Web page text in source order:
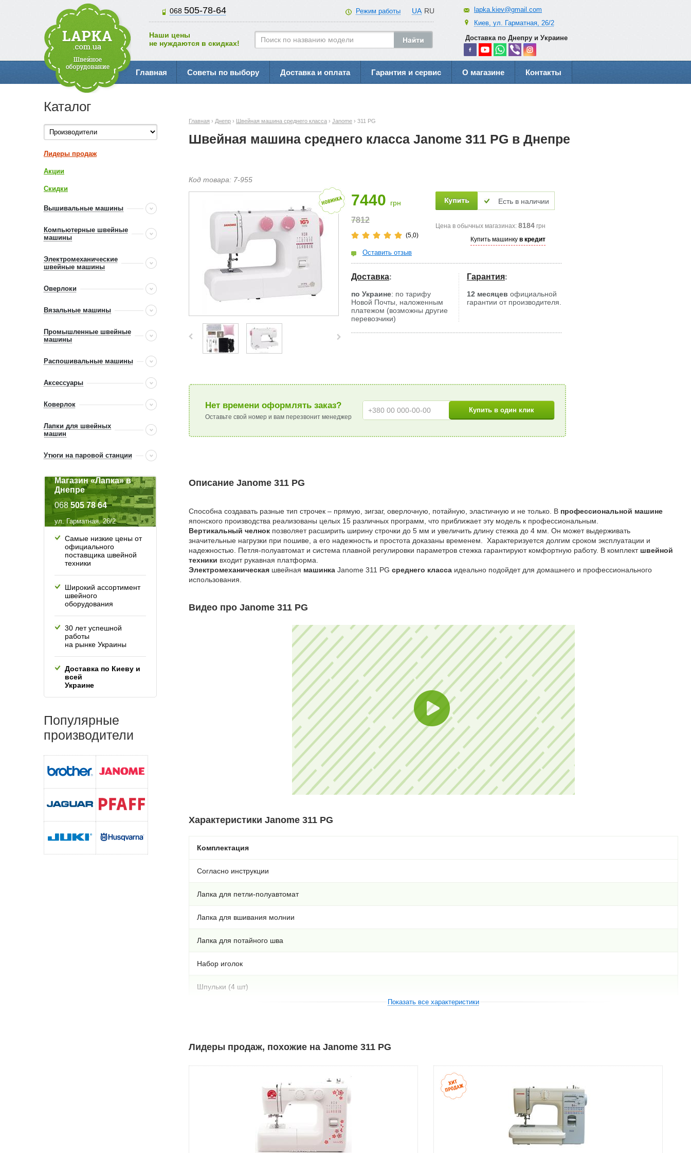
068 505-78-64 UA RU
Режим работы
Наши цены
не нуждаются в скидках!
lapka.kiev@gmail.com
Киев, ул. Гарматная, 26/2
Доставка по Днепру и Украине
Главная Советы по выбору Доставка и оплата Гарантия и сервис О магазине Контакты
Главная › Днепр › Швейная машина среднего класса › Janome › 311 PG
Швейная машина среднего класса Janome 311 PG в Днепре
Код товара: 7-955
7440 грн
7812
(5,0)
Оставить отзыв
Есть в наличии
Цена в обычных магазинах: 8184 грн
Купить машинку в кредит
Доставка:
по Украине: по тарифу
Новой Почты, наложенным
платежом (возможны другие
перевозчики)
Гарантия:
12 месяцев официальной
гарантии от производителя.
Нет времени оформлять заказ?
Оставьте свой номер и вам перезвонит менеджер
Описание Janome 311 PG
Способна создавать разные тип строчек – прямую, зигзаг, оверлочную, потайную, эластичную и не только. В профессиональной машине
японского производства реализованы целых 15 различных программ, что приближает эту модель к профессиональным.
Вертикальный челнок позволяет расширить ширину строчки до 5 мм и увеличить длину стежка до 4 мм. Он может выдерживать
значительные нагрузки при пошиве, а его надежность и простота доказаны временем. Характеризуется долгим сроком эксплуатации и
надежностью. Петля-полуавтомат и система плавной регулировки параметров стежка гарантируют комфортную работу. В комплект швейной
техники входит рукавная платформа.
Электромеханическая швейная машинка Janome 311 PG среднего класса идеально подойдет для домашнего и профессионального
использования.
Видео про Janome 311 PG
Характеристики Janome 311 PG
Комплектация
Согласно инструкции
Лапка для петли-полуавтомат
Лапка для вшивания молнии
Лапка для потайного шва
Набор иголок
Шпульки (4 шт)
Вертикальный челнок
Лапкодержатель металлический
Плавная регулировка длины и ширины стежка
Показать все характеристики
Лидеры продаж, похожие на Janome 311 PG
Каталог
Лидеры продаж
Акции
Скидки
Вышивальные машины
Компьютерные швейные
машины
Электромеханические
швейные машины
Оверлоки
Вязальные машины
Промышленные швейные
машины
Распошивальные машины
Аксессуары
Коверлок
Лапки для швейных
машин
Утюги на паровой станции
Магазин «Лапка» в
Днепре
068 505 78 64
ул. Гарматная, 26/2
Самые низкие цены от
официального
поставщика швейной
техники
Широкий ассортимент
швейного
оборудования
30 лет успешной
работы
на рынке Украины
Доставка по Киеву и
всей
Украине
Популярные
производители